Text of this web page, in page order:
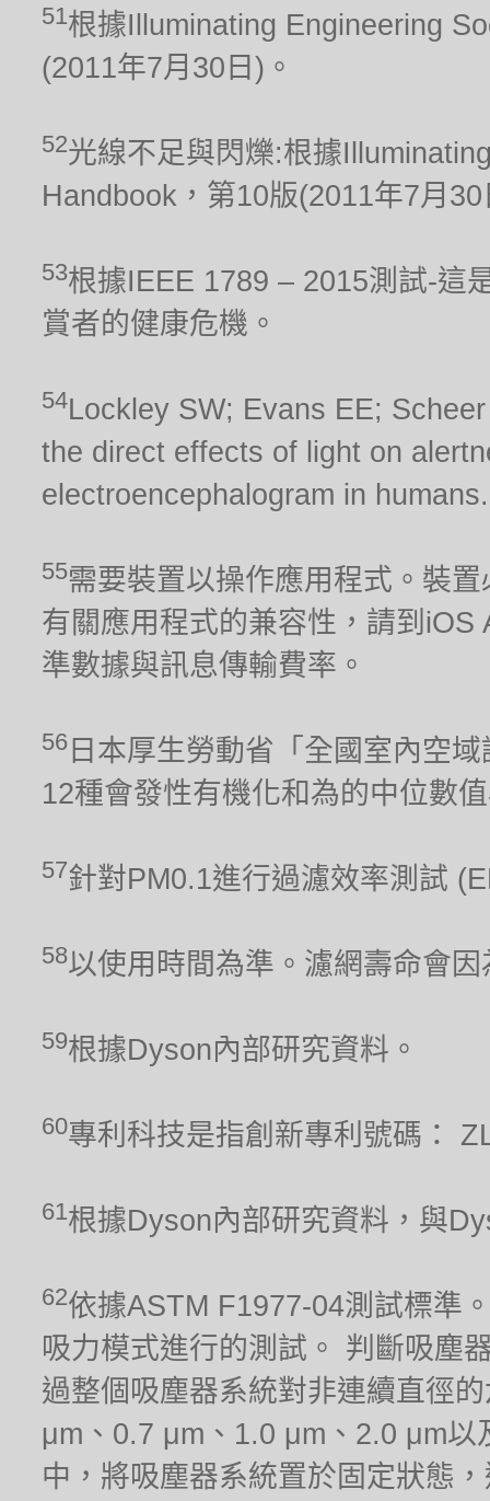
51根據Illuminating Engineering
(2011年7月30日)。
52光線不足與閃爍:根據
Handbook，第10版(2011年7月30
53根據IEEE 1789 – 2015測試-這
賞者的健康危機。
54Lockley SW; Evans EE;
the direct effects of light on
electroencephalogram in
55需要裝置以操作應用程式。裝
有關應用程式的兼容性，請到
準數據與訊息傳輸費率。
56 日本厚生勞動省「全國室內空
12種會發性有機化和為的中位數
57針對PM0.1進行過濾效率測試
58以使用時間為準。濾網壽命會
59根據Dyson內部研究資料。
60專利科技是指創新專利號碼：
61根據Dyson內部研究資料，與
62依據ASTM F1977-04測試標準
吸力模式進行的測試。 判斷吸塵
過整個吸塵器系統對非連續直徑
μm、0.7 μm、1.0 μm、2.0 μm
中，將吸塵器系統置於固定狀態